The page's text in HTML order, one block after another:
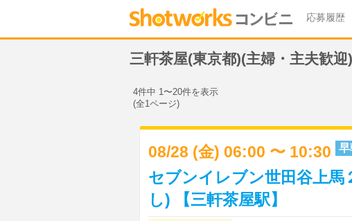
応募履歴
三軒茶屋(東京都)(主婦・主夫歓
4件中 1〜20件を表示
(全1ページ)
08/28 (金) 06:00 〜 10:30 早
セブンイレブン世田谷上
し) 【三軒茶屋駅】